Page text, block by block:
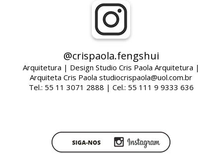
@crispaola.fengshui
Arquitetura | Design Studio Cris Paola Arquitetura |
Arquiteta Cris Paola studiocrispaola@uol.com.br
Tel.: 55 11 3071 2888 | Cel.: 55 111 9 9333 636